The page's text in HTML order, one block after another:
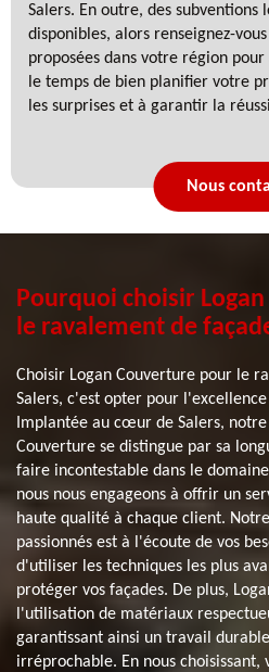
Salers. En outre, des subventions
disponibles, alors renseignez-
proposées dans votre région
le temps de bien planifier votre
les surprises et à garantir la
Nous
Pourquoi choisir
le ravalement de
Choisir Logan Couverture pour le
Salers, c'est opter pour
Implantée au cœur de Salers,
Couverture se distingue par sa
faire incontestable dans le
nous nous engageons à offrir un
haute qualité à chaque client.
passionnés est à l'écoute de vos
d'utiliser les techniques les plus
protéger vos façades. De plus,
l'utilisation de matériaux
garantissant ainsi un travail
irréprochable. En nous choisissant,